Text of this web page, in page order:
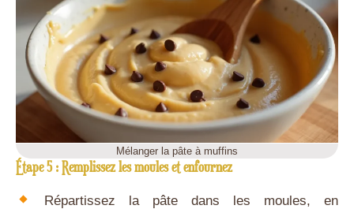
Mélanger la pâte à muffins
Étape 5 : Remplissez les moules et enfournez
Répartissez la pâte dans les moules, en